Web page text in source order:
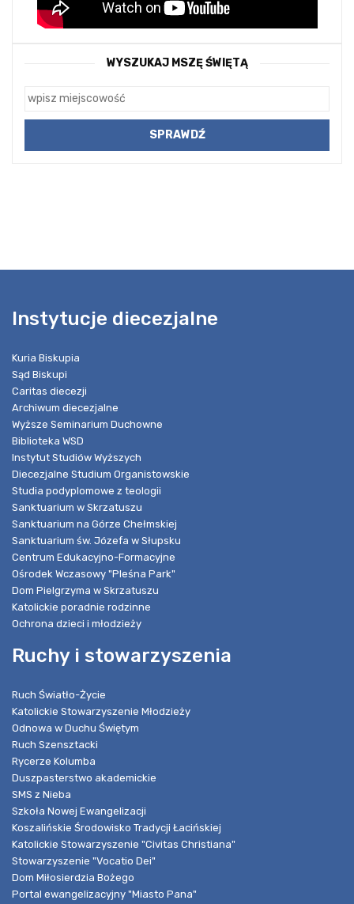
WYSZUKAJ MSZĘ ŚWIĘTĄ
Instytucje diecezjalne
Kuria Biskupia
Sąd Biskupi
Caritas diecezji
Archiwum diecezjalne
Wyższe Seminarium Duchowne
Biblioteka WSD
Instytut Studiów Wyższych
Diecezjalne Studium Organistowskie
Studia podyplomowe z teologii
Sanktuarium w Skrzatuszu
Sanktuarium na Górze Chełmskiej
Sanktuarium św. Józefa w Słupsku
Centrum Edukacyjno-Formacyjne
Ośrodek Wczasowy "Pleśna Park"
Dom Pielgrzyma w Skrzatuszu
Katolickie poradnie rodzinne
Ochrona dzieci i młodzieży
Ruchy i stowarzyszenia
Ruch Światło-Życie
Katolickie Stowarzyszenie Młodzieży
Odnowa w Duchu Świętym
Ruch Szensztacki
Rycerze Kolumba
Duszpasterstwo akademickie
SMS z Nieba
Szkoła Nowej Ewangelizacji
Koszalińskie Środowisko Tradycji Łacińskiej
Katolickie Stowarzyszenie "Civitas Christiana"
Stowarzyszenie "Vocatio Dei"
Dom Miłosierdzia Bożego
Portal ewangelizacyjny "Miasto Pana"